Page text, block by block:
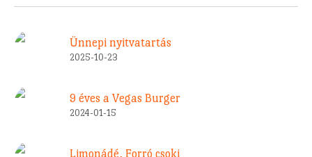
Ünnepi nyitvatartás
2025-10-23
9 éves a Vegas Burger
2024-01-15
Limonádé, Forró csoki